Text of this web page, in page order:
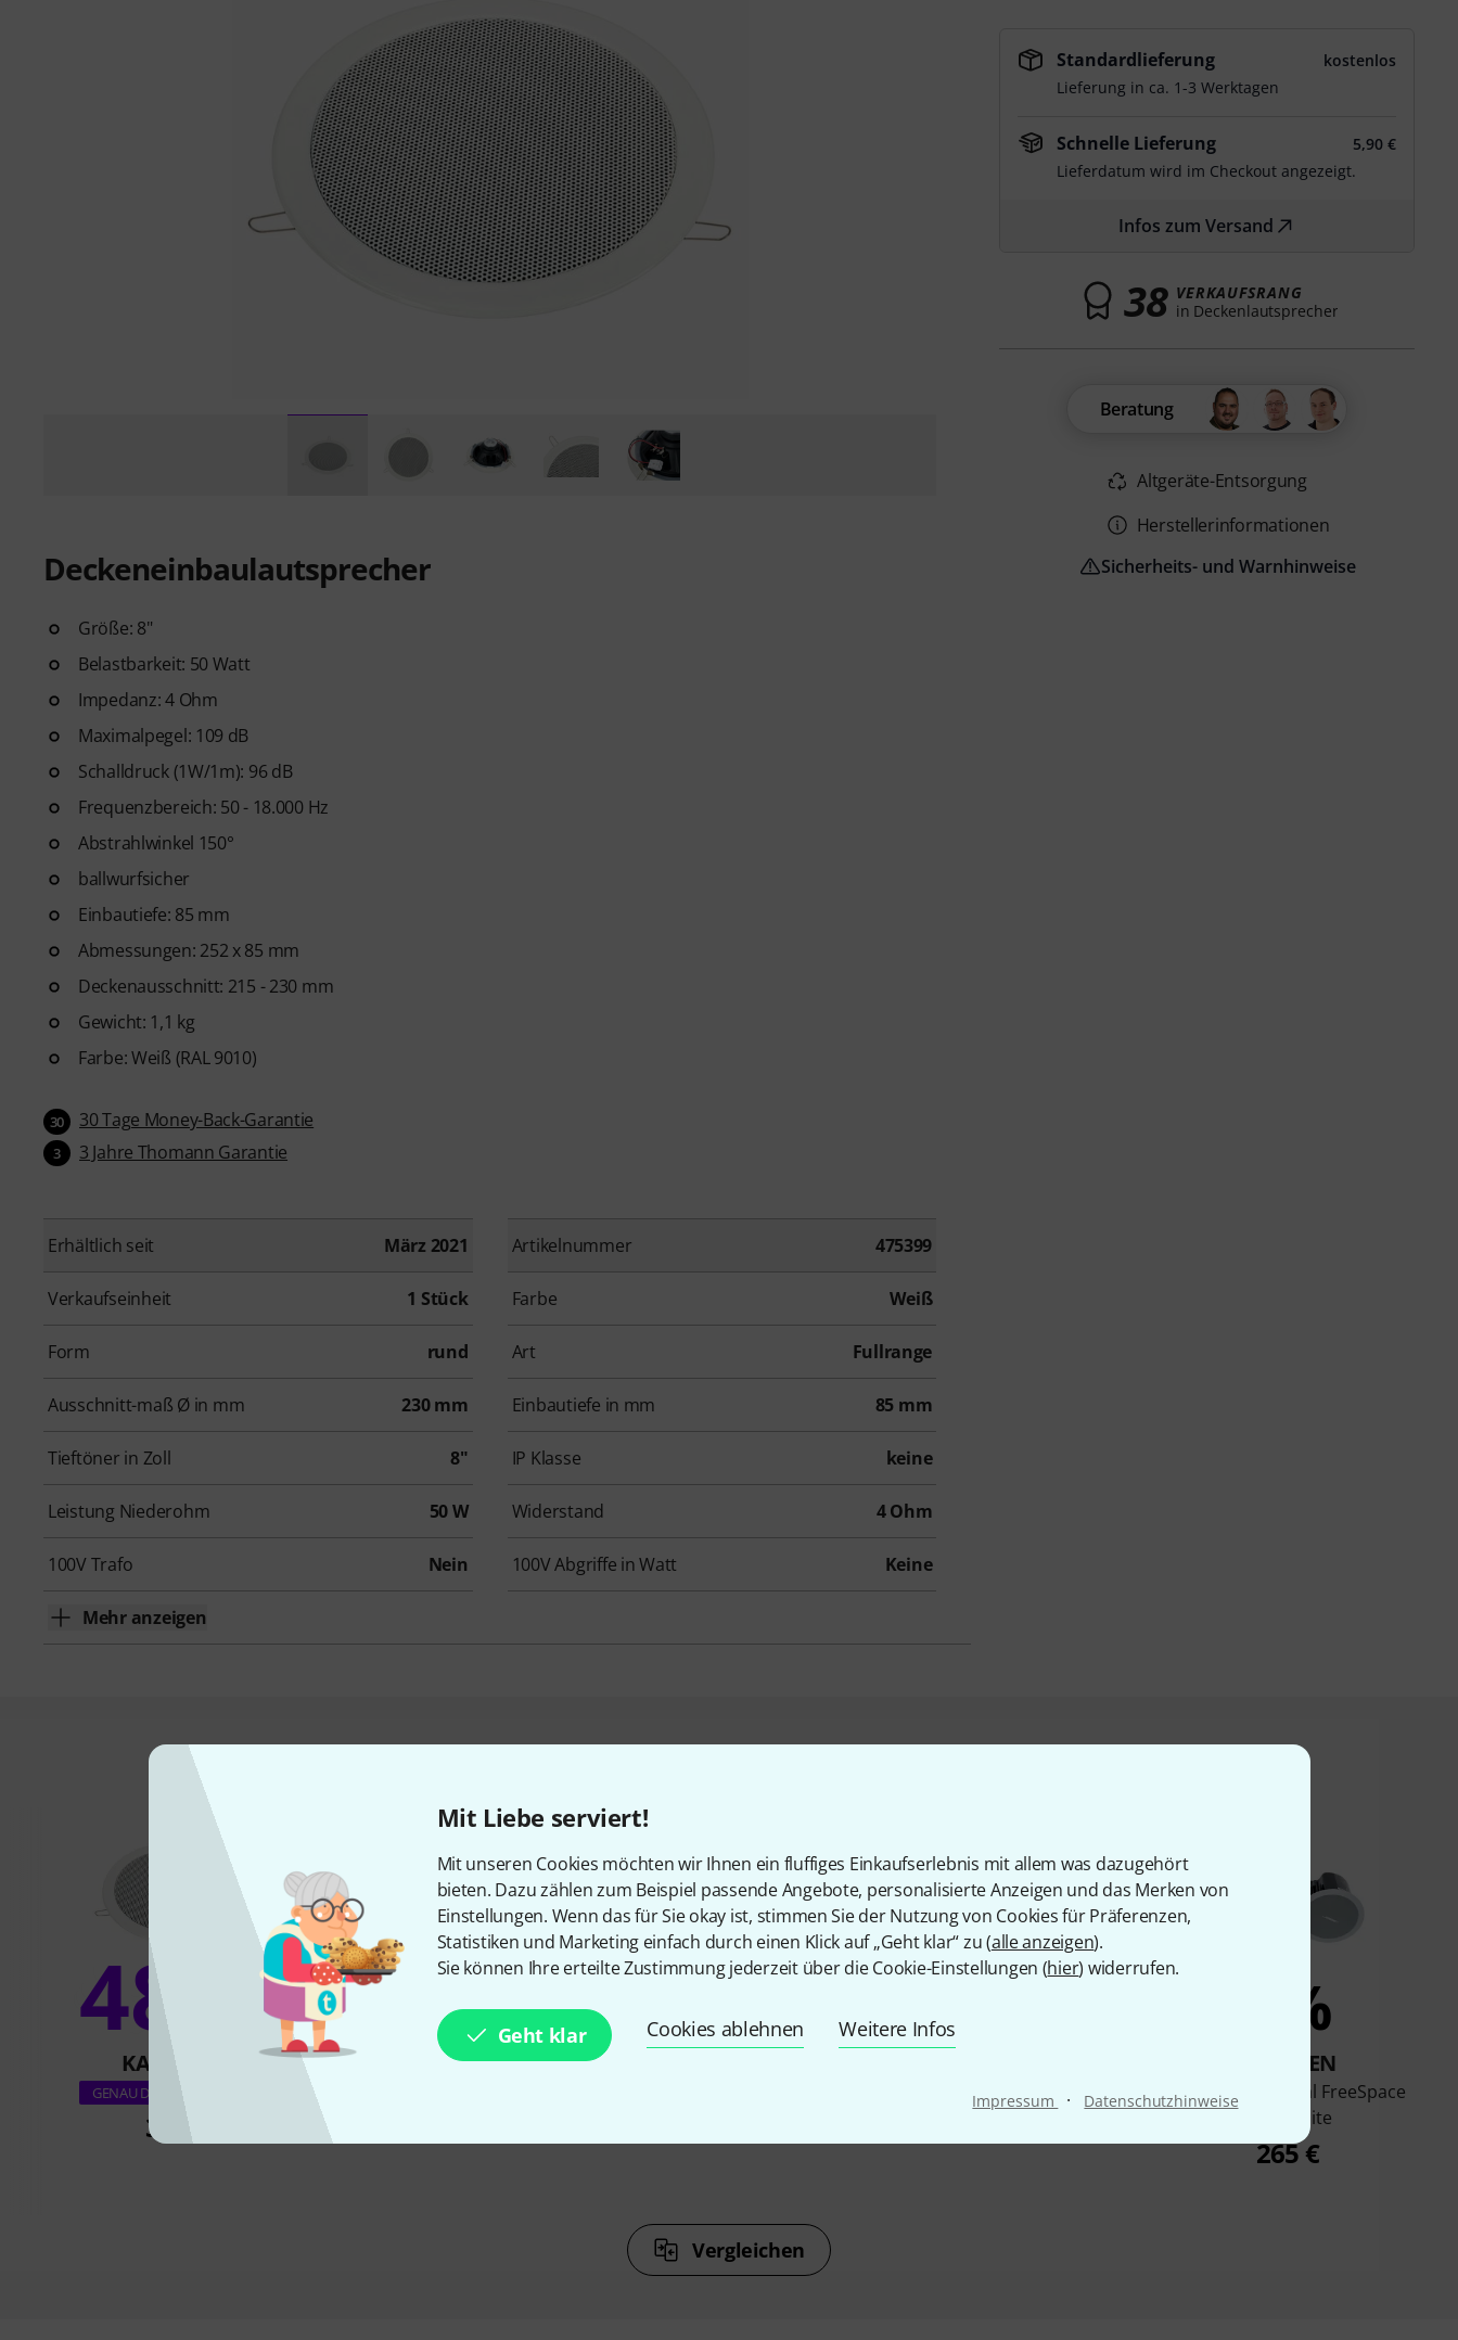
Mit Liebe serviert!
Mit unseren Cookies möchten wir Ihnen ein fluffiges Einkaufserlebnis mit allem was dazugehört
bieten. Dazu zählen zum Beispiel passende Angebote, personalisierte Anzeigen und das Merken von
Einstellungen. Wenn das für Sie okay ist, stimmen Sie der Nutzung von Cookies für Präferenzen,
Statistiken und Marketing einfach durch einen Klick auf „Geht klar“ zu (alle anzeigen).
Sie können Ihre erteilte Zustimmung jederzeit über die Cookie-Einstellungen (hier) widerrufen.
Geht klar Cookies ablehnen Weitere Infos
Impressum · Datenschutzhinweise
Deckeneinbaulautsprecher
Größe: 8"
Belastbarkeit: 50 Watt
Impedanz: 4 Ohm
Maximalpegel: 109 dB
Schalldruck (1W/1m): 96 dB
Frequenzbereich: 50 - 18.000 Hz
Abstrahlwinkel 150°
ballwurfsicher
Einbautiefe: 85 mm
Abmessungen: 252 x 85 mm
Deckenausschnitt: 215 - 230 mm
Gewicht: 1,1 kg
Farbe: Weiß (RAL 9010)
30 30 Tage Money-Back-Garantie
3 3 Jahre Thomann Garantie
Erhältlich seit März 2021 Artikelnummer 475399
Verkaufseinheit 1 Stück Farbe Weiß
Form rund Art Fullrange
Ausschnitt-maß Ø in mm 230 mm Einbautiefe in mm 85 mm
Tieftöner in Zoll 8" IP Klasse keine
Leistung Niederohm 50 W Widerstand 4 Ohm
100V Trafo Nein 100V Abgriffe in Watt Keine
Mehr anzeigen
Standardlieferung
kostenlos
Lieferung in ca. 1-3 Werktagen
Schnelle Lieferung
5,90 €
Lieferdatum wird im Checkout angezeigt.
Infos zum Versand
38 VERKAUFSRANG
in Deckenlautsprecher
Beratung
Altgeräte-Entsorgung
Herstellerinformationen
Sicherheits- und Warnhinweise
Das kauften Kunden, die sich dieses Produkt angesehen haben
48%
KAUFTEN
GENAU DIESES PRODUKT
35 €
9%
KAUFTEN
6% 5%
RCF Pl 6X
5%
KAUFTEN
Bose Professional FreeSpace
FS2C white
265 €
Vergleichen